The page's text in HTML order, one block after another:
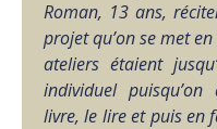
Roman, 13 ans,
projet qu’on se met
ateliers étaient
individuel
livre, le lire et puis en